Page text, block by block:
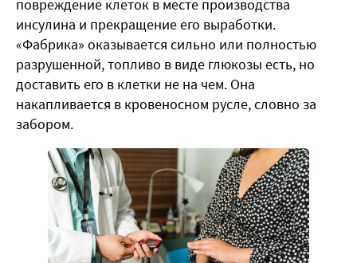
повреждение клеток в месте производства
инсулина и прекращение его выработки.
«Фабрика» оказывается сильно или полностью
разрушенной, топливо в виде глюкозы есть, но
доставить его в клетки не на чем. Она
накапливается в кровеносном русле, словно за
забором.